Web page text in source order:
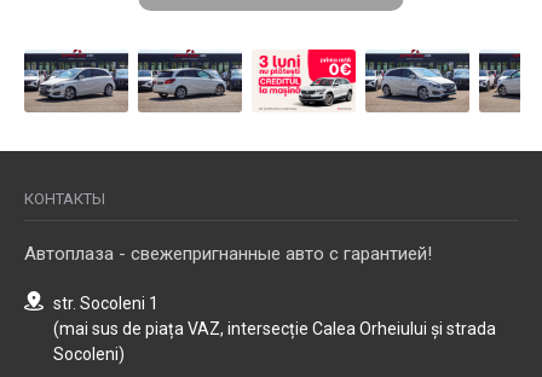
КОНТАКТЫ
Автоплаза - свежепригнанные авто с гарантией!
str. Socoleni 1
(mai sus de piața VAZ, intersecție Calea Orheiului și strada
Socoleni)